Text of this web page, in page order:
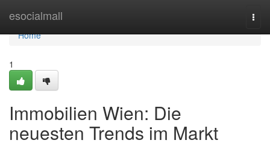
esocialmall
Home
Home
1
Immobilien Wien: Die
neuesten Trends im Markt